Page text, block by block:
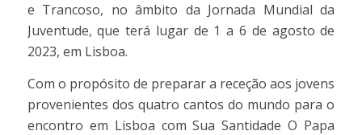
e Trancoso, no âmbito da Jornada Mundial da
Juventude, que terá lugar de 1 a 6 de agosto de
2023, em Lisboa.
Com o propósito de preparar a receção aos jovens
provenientes dos quatro cantos do mundo para o
encontro em Lisboa com Sua Santidade O Papa